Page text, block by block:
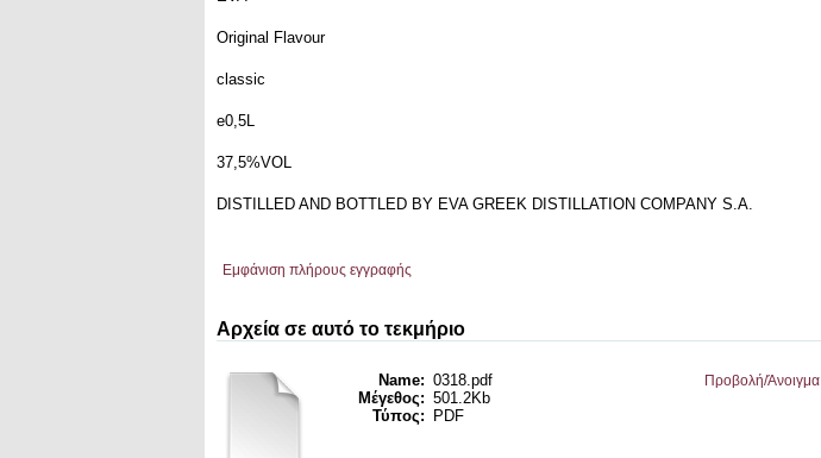
Original Flavour
classic
e0,5L
37,5%VOL
DISTILLED AND BOTTLED BY EVA GREEK DISTILLATION COMPANY S.A.
Εμφάνιση πλήρους εγγραφής
Αρχεία σε αυτό το τεκμήριο
Name: 0318.pdf
Μέγεθος: 501.2Kb
Τύπος:
PDF
Προβολή/Άνοιγμα